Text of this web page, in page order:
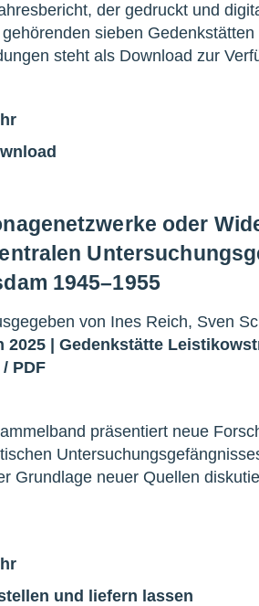
der gedruckt und
sieben
steht als Download zur
oder
1945–1955
von Ines Reich, Sven
2025 | Gedenkstätte
/ PDF
präsentiert neue
Grundlage neuer Quellen
und liefern lassen